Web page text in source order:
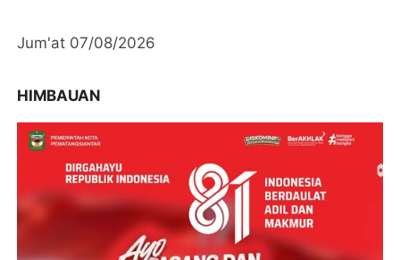
Jum'at 07/08/2026
HIMBAUAN